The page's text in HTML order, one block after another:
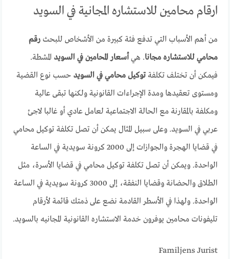
ارقام محامين للاستشاره المجانية في السويد
من أهم الأسباب التي تدفع فئة كبيرة من الأشخاص للبحثرقم
محامي للاستشاره مجانا. هيأسعار المحامين في السويد المشطة.
فيمكن أن تختلف تكلفة توكيل محامي في السويد حسب نوع القضية
ومستوى تعقيدها ومدة الإجراءات القانونية ولكنها تبقى عالية
ومكلفة بالمقارنة مع الحالة الاجتماعية لعامل عادي أو غالبا لاجئ
عربي في السويد. وعلى سبيل المثال يمكن أن تصل تكلفة توكيل محامي
في قضايا الهجرة والجوازات إلى 2000 كرونة سويدية في الساعة
الواحدة. ويمكن أن تصل تكلفة توكيل محامي في قضايا الأسرة، مثل
الطلاق والحضانة وقضايا النفقة، إلى 3000 كرونة سويدية في الساعة
الواحدة. ولهذا في الأسطر القادمة نضع على ذمتك قائمة لأرقام
تليفونات محامين يوفرون خدمة الاستشاره القانونية المجانيه بالسويد.
Familjens Jurist